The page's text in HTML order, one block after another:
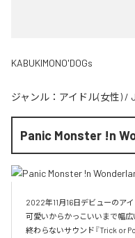
KABUKIMONO'DOGs
ジャンル： アイドル(女性) /
Panic Monster !n
2022年11月16日デビューのア
可愛いからかっこいいまで幅
終わらないサウンド『Trick or